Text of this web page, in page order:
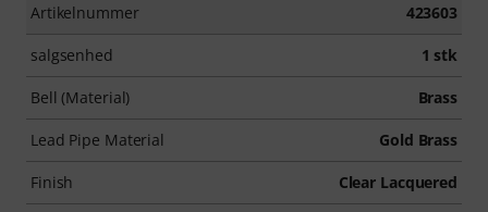
Artikelnummer 423603
salgsenhed 1 stk
Bell (Material) Brass
Lead Pipe Material Gold Brass
Finish Clear Lacquered